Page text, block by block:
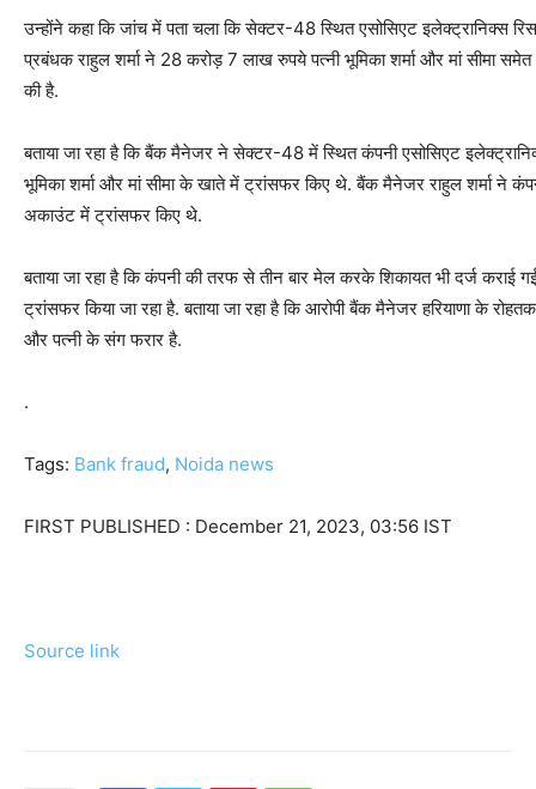
उन्होंने कहा कि जांच में पता चला कि सेक्टर-48 स्थित एसोसिएट इलेक्ट्रानिक्स
प्रबंधक राहुल शर्मा ने 28 करोड़ 7 लाख रुपये पत्नी भूमिका शर्मा और मां सीमा
की है.
बताया जा रहा है क‍ि बैंक मैनेजर ने सेक्टर-48 में स्थित कंपनी एसोसिएट
भूम‍िका शर्मा और मां सीमा के खाते में ट्रांसफर क‍िए थे. बैंक मैनेजर राहुल शर्मा ने
अकाउंट में ट्रांसफर क‍िए थे.
बताया जा रहा है क‍ि कंपनी की तरफ से तीन बार मेल करके श‍िकायत भी दर्ज कराई
ट्रांसफर क‍िया जा रहा है. बताया जा रहा है क‍ि आरोपी बैंक मैनेजर हर‍ियाणा के
और पत्‍नी के संग फरार है.
.
Tags: Bank fraud, Noida news
FIRST PUBLISHED : December 21, 2023, 03:56 IST
Source link